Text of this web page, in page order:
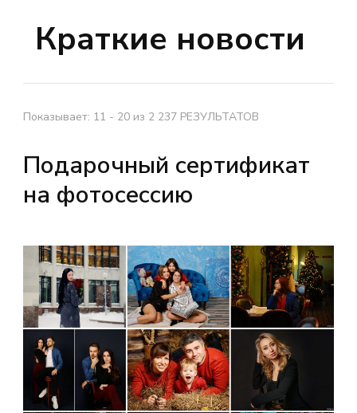
Краткие новости
Показывает: 11 - 20 из 2 237 РЕЗУЛЬТАТОВ
Подарочный сертификат
на фотосессию